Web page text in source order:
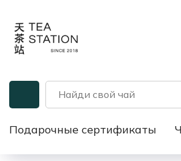
Подарочные сертификаты